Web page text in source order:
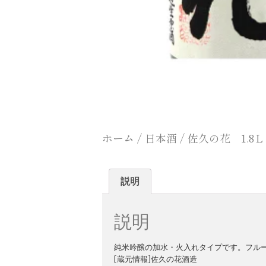
ホーム / 日本酒 / 佐久の花 1.8
説明
説明
純米吟醸の加水・火入れタイプです。フル
[蔵元情報]佐久の花酒造